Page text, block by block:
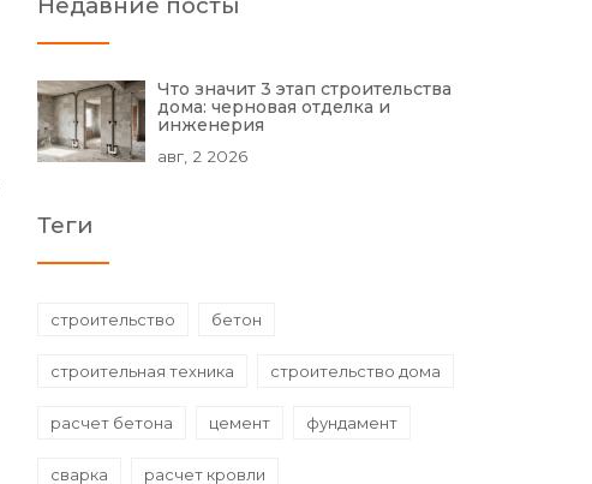
Что значит 3 этап строительства
дома: черновая отделка и
инженерия
авг, 2 2026
Теги
строительство бетон
строительная техника строительство дома
расчет бетона цемент фундамент
сварка расчет кровли